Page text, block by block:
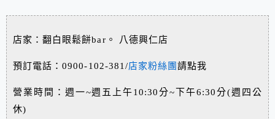
店家：翻白眼鬆餅bar。 八德興仁店
預訂電話：0900-102-381/店家粉絲團請點我
營業時間：週一~週五上午10:30分~下午6:30分(週四公
休)